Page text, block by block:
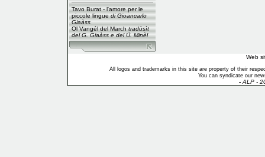
Tavo Burat - l'amore per le
piccole linguedi Gioancarlo
Giaàss
Ol Vangél del March tradüsìt
del G. Giaàss e del Ü. Minèl
Web
All logos and trademarks in this site are property of their
You can syndicate our
- ALP -